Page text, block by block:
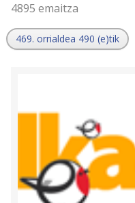
4895 emaitza
469. orrialdea 490 (e)tik